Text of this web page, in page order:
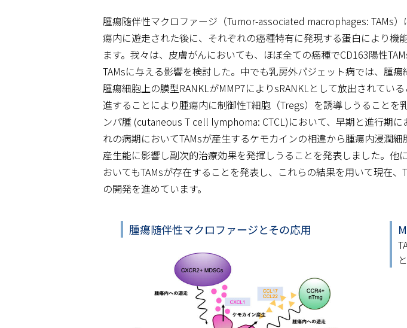
腫瘍随伴性マクロファージ（Tumor-associated macrophages: TAMs
瘍内に遊走された後に、それぞれの癌種特有に発現する蛋白により
ます。我々は、皮膚がんにおいても、ほぼ全ての癌種でCD163陽性
TAMsに与える影響を検討した。中でも乳房外パジェット病では、腫
腫瘍細胞上の膜型RANKLがMMP7によりsRANKLとして放出されてい
進することにより腫瘍内に制御性T細胞（Tregs）を誘導しうること
ンパ腫 (cutaneous T cell lymphoma: CTCL)において、早期と進行期
れの病期においてTAMsが産生するケモカインの相違から腫瘍内浸潤
産生能に影響し副次的治療効果を発揮しうることを発表しました。
おいてもTAMsが存在することを発表し、これらの結果を用いて現在
の開発を進めています。
腫瘍随伴性マクロファージとその応用